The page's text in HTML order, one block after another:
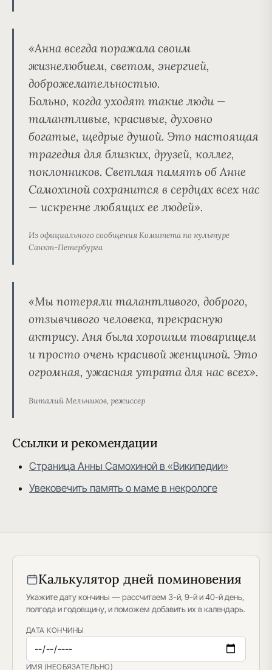
«Анна всегда поражала своим
жизнелюбием, светом, энергией,
доброжелательностью.
Больно, когда уходят такие люди —
талантливые, красивые, духовно
богатые, щедрые душой. Это настоящая
трагедия для близких, друзей, коллег,
поклонников. Светлая память об Анне
Самохиной сохранится в сердцах всех нас
— искренне любящих ее людей».
Из официального сообщения Комитета по культуре
Санкт-Петербурга
«Мы потеряли талантливого, доброго,
отзывчивого человека, прекрасную
актрису.Аня была хорошим товарищем
и просто очень красивой женщиной. Это
огромная, ужасная утрата для нас всех».
Виталий Мельников, режиссер
Ссылки и рекомендации
Страница Анны Самохиной в «Википедии»
Увековечить память о маме в некрологе
Калькулятор дней поминовения
Укажите дату кончины — рассчитаем 3-й, 9-й и 40-й день,
полгода и годовщину, и поможем добавить их в календарь.
ДАТА КОНЧИНЫ
ИМЯ (НЕОБЯЗАТЕЛЬНО)